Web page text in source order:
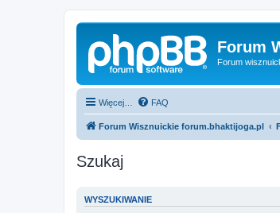
Forum
Forum
Więcej… FAQ
Forum Wisznuickie forum.bhaktijoga.pl
Szukaj
WYSZUKIWANIE